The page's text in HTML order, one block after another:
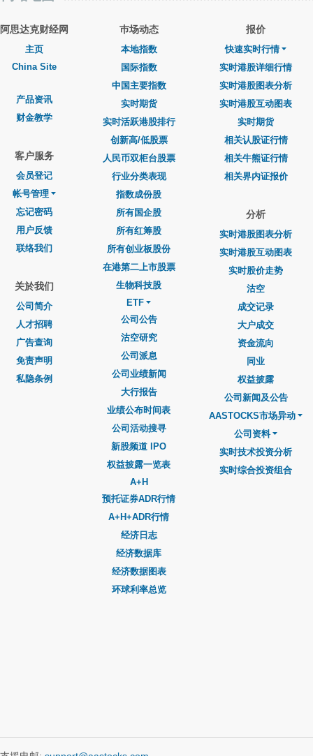
阿思达克财经网
主页
China Site
产品资讯
财金教学
客户服务
会员登记
帐号管理
忘记密码
用户反馈
联络我们
关於我们
公司简介
人才招聘
广告查询
免责声明
私隐条例
巿场动态
本地指数
国际指数
中国主要指数
实时期货
实时活跃港股排行
创新高/低股票
人民币双柜台股票
行业分类表现
指数成份股
所有国企股
所有红筹股
所有创业板股份
在港第二上市股票
生物科技股
ETF
公司公告
沽空研究
公司派息
公司业绩新闻
大行报告
业绩公布时间表
公司活动搜寻
新股频道 IPO
权益披露一览表
A+H
预托证券ADR行情
A+H+ADR行情
经济日志
经济数据库
经济数据图表
环球利率总览
报价
快速实时行情
实时港股详细行情
实时港股图表分析
实时港股互动图表
实时期货
相关认股证行情
相关牛熊证行情
相关界内证报价
分析
实时港股图表分析
实时港股互动图表
实时股价走势
沽空
成交记录
大户成交
资金流向
同业
权益披露
公司新闻及公告
AASTOCKS市场异动
公司资料
实时技术投资分析
实时综合投资组合